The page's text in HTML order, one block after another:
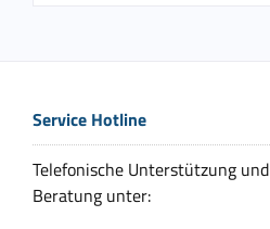
Service Hotline
Telefonische Unterstützung und
Beratung unter: